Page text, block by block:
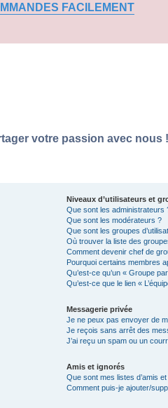
FACILEMENT
votre passion avec nous !
Niveaux d’utilisateurs et
Que sont les administrateurs
Que sont les modérateurs ?
Que sont les groupes
Où trouver la liste des
Comment devenir chef de
Pourquoi certains membres
Qu’est-ce qu’un « Groupe
Qu’est-ce que le lien «
Messagerie privée
Je ne peux pas envoyer de
Je reçois sans arrêt des
J’ai reçu un spam ou un
Amis et ignorés
Que sont mes listes d’amis et
Comment puis-je ajouter/